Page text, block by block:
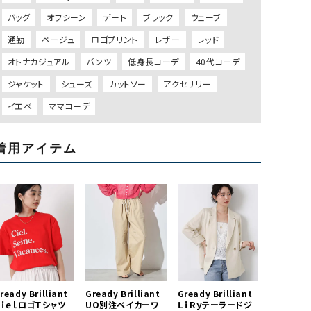
バッグ
オフシーン デート ブラック
ウェーブ
通勤
ベージュ ロゴプリント レザー
レッド
オトナカジュアル
パンツ 低身長コーデ
40代コーデ
ジャケット
シューズ カットソー
アクセサリー
イエベ
ママコーデ
用アイテム
Brilliant
ｅｌロゴＴシャツ
Gready Brilliant
UO別注ベイカーワ
Gready Brilliant
ＬｉＲｙテーラードジ